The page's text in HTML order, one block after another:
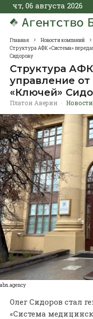
чт, 06 августа 2026
Главная
Новости компаний
Структура АФК «Система»
Сидорову
Структура
управление от
«Ключей»
Платон Аверин ·
abn.agency
Олег Сидоров стал
«Система